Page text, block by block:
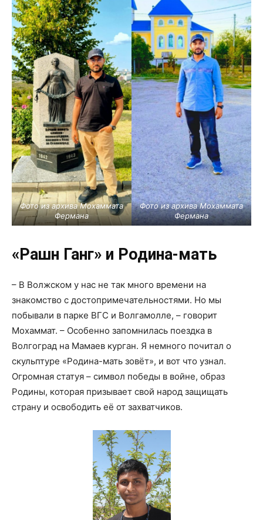
Фото из архива Мохаммата
Фермана
Фото из архива Мохаммата
Фермана
«Рашн Ганг» и Родина-мать
– В Волжском у нас не так много времени на
знакомство с достопримечательностями. Но мы
побывали в парке ВГС и Волгамолле, – говорит
Мохаммат. – Особенно запомнилась поездка в
Волгоград на Мамаев курган. Я немного почитал о
скульптуре «Родина-мать зовёт», и вот что узнал.
Огромная статуя – символ победы в войне, образ
Родины, которая призывает свой народ защищать
страну и освободить её от захватчиков.